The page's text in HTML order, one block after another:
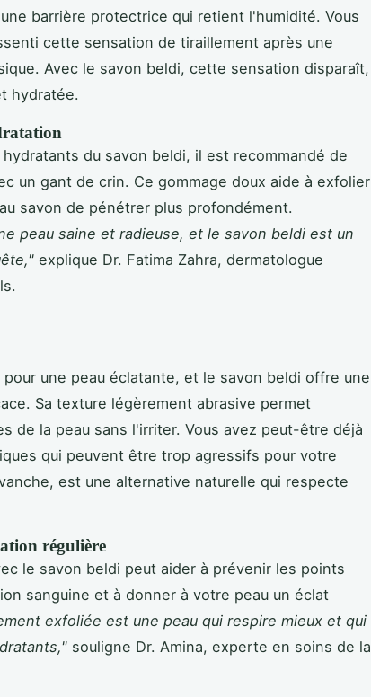
barrière protectrice qui retient l'humidité. Vous
cette sensation de tiraillement après une
Avec le savon beldi, cette sensation disparaît,
hydratée.
du savon beldi, il est recommandé de
un gant de crin. Ce gommage doux aide à exfolier
savon de pénétrer plus profondément.
peau saine et radieuse, et le savon beldi est un
explique Dr. Fatima Zahra, dermatologue
une peau éclatante, et le savon beldi offre une
Sa texture légèrement abrasive permet
de la peau sans l'irriter. Vous avez peut-être déjà
qui peuvent être trop agressifs pour votre
est une alternative naturelle qui respecte
régulière
le savon beldi peut aider à prévenir les points
sanguine et à donner à votre peau un éclat
exfoliée est une peau qui respire mieux et qui
souligne Dr. Amina, experte en soins de la